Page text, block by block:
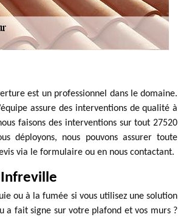
est un professionnel dans le domaine.
assure des interventions de qualité à
faisons des interventions sur tout 27520
déployons, nous pouvons assurer toute
via le formulaire ou en nous contactant.
ou à la fumée si vous utilisez une solution
a fait signe sur votre plafond et vos murs ?